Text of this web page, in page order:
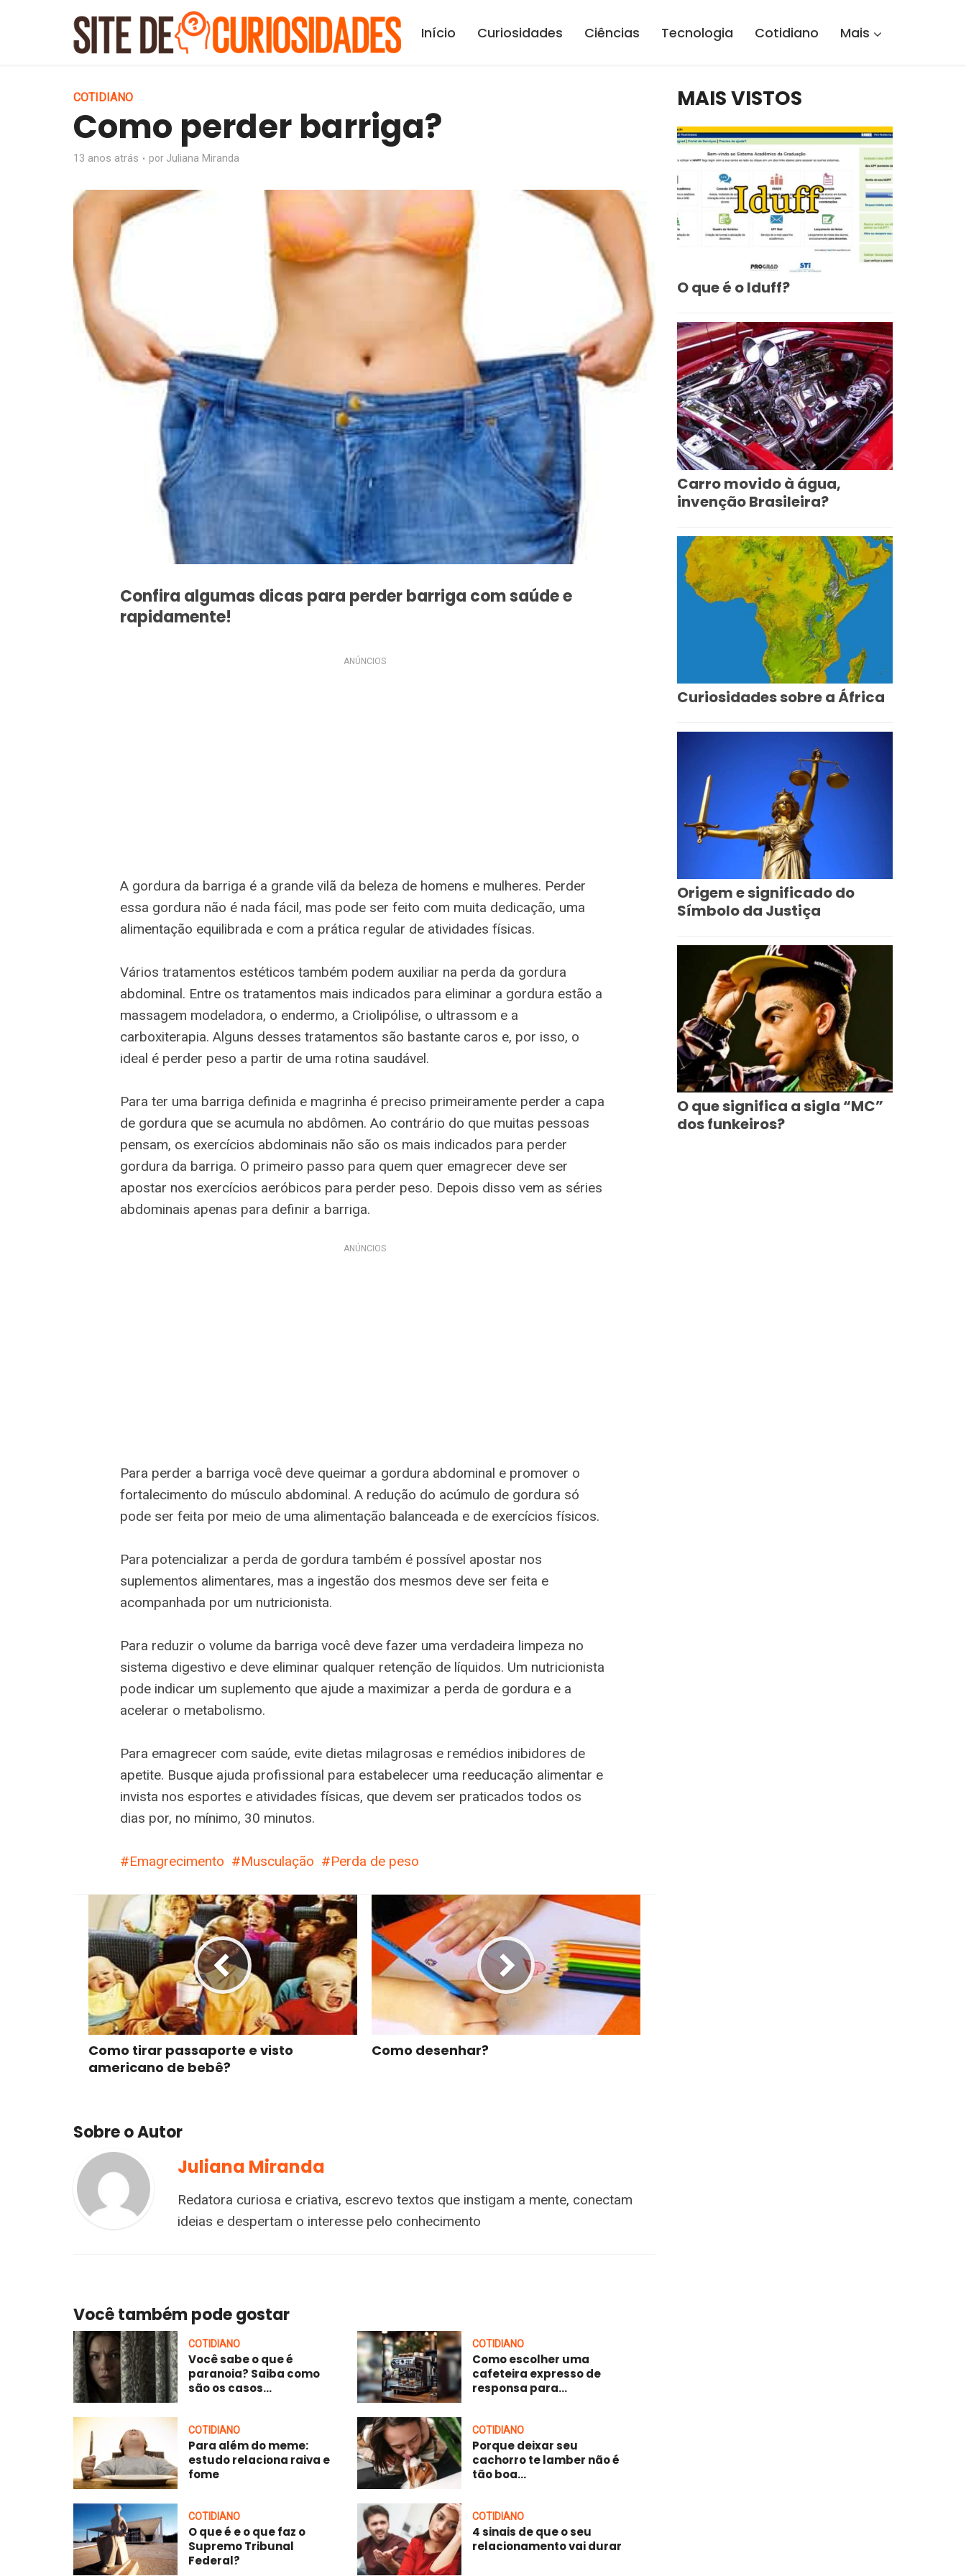
Início Curiosidades Ciências Tecnologia Cotidiano Mais
COTIDIANO
Como perder barriga?
13 anos atrás por Juliana Miranda
Confira algumas dicas para perder barriga com saúde e
rapidamente!
ANÚNCIOS
A gordura da barriga é a grande vilã da beleza de homens e mulheres. Perder
essa gordura não é nada fácil, mas pode ser feito com muita dedicação, uma
alimentação equilibrada e com a prática regular de atividades físicas.
Vários tratamentos estéticos também podem auxiliar na perda da gordura
abdominal. Entre os tratamentos mais indicados para eliminar a gordura estão a
massagem modeladora, o endermo, a Criolipólise, o ultrassom e a
carboxiterapia. Alguns desses tratamentos são bastante caros e, por isso, o
ideal é perder peso a partir de uma rotina saudável.
Para ter uma barriga definida e magrinha é preciso primeiramente perder a capa
de gordura que se acumula no abdômen. Ao contrário do que muitas pessoas
pensam, os exercícios abdominais não são os mais indicados para perder
gordura da barriga. O primeiro passo para quem quer emagrecer deve ser
apostar nos exercícios aeróbicos para perder peso. Depois disso vem as séries
abdominais apenas para definir a barriga.
ANÚNCIOS
Para perder a barriga você deve queimar a gordura abdominal e promover o
fortalecimento do músculo abdominal. A redução do acúmulo de gordura só
pode ser feita por meio de uma alimentação balanceada e de exercícios físicos.
Para potencializar a perda de gordura também é possível apostar nos
suplementos alimentares, mas a ingestão dos mesmos deve ser feita e
acompanhada por um nutricionista.
Para reduzir o volume da barriga você deve fazer uma verdadeira limpeza no
sistema digestivo e deve eliminar qualquer retenção de líquidos. Um nutricionista
pode indicar um suplemento que ajude a maximizar a perda de gordura e a
acelerar o metabolismo.
Para emagrecer com saúde, evite dietas milagrosas e remédios inibidores de
apetite. Busque ajuda profissional para estabelecer uma reeducação alimentar e
invista nos esportes e atividades físicas, que devem ser praticados todos os
dias por, no mínimo, 30 minutos.
Emagrecimento Musculação Perda de peso
Como tirar passaporte e visto
americano de bebê?
Como desenhar?
Sobre o Autor
Juliana Miranda
Redatora curiosa e criativa, escrevo textos que instigam a mente, conectam
ideias e despertam o interesse pelo conhecimento
Você também pode gostar
COTIDIANO
Você sabe o que é
paranoia? Saiba como
são os casos...
COTIDIANO
Como escolher uma
cafeteira expresso de
responsa para...
COTIDIANO
Para além do meme:
estudo relaciona raiva e
fome
COTIDIANO
Porque deixar seu
cachorro te lamber não é
tão boa...
COTIDIANO
O que é e o que faz o
Supremo Tribunal
Federal?
COTIDIANO
4 sinais de que o seu
relacionamento vai durar
MAIS VISTOS
O que é o Iduff?
Carro movido à água,
invenção Brasileira?
Curiosidades sobre a África
Origem e significado do
Símbolo da Justiça
O que significa a sigla “MC”
dos funkeiros?